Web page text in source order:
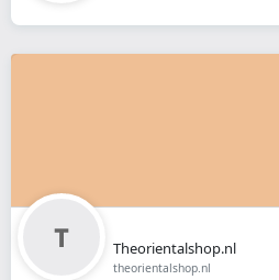
Theorientalshop.nl
theorientalshop.nl